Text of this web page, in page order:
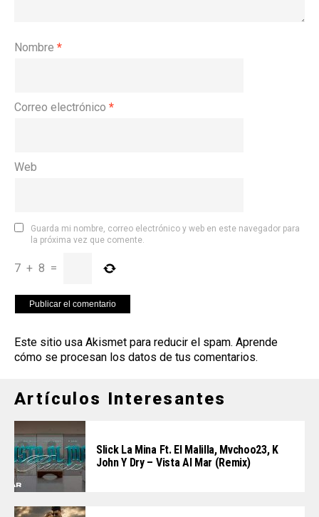
Nombre *
Correo electrónico *
Web
Guarda mi nombre, correo electrónico y web en este navegador para
la próxima vez que comente.
7 + 8 =
Este sitio usa Akismet para reducir el spam. Aprende
cómo se procesan los datos de tus comentarios.
Artículos Interesantes
Slick La Mina Ft. El Malilla, Mvchoo23, K
John Y Dry – Vista Al Mar (Remix)